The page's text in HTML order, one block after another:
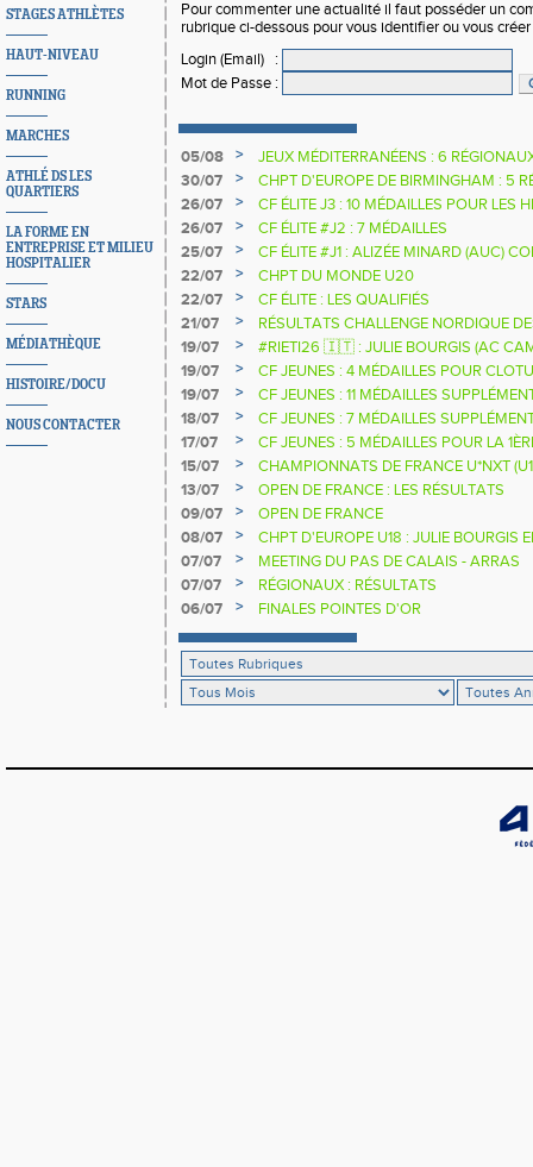
STAGES ATHLÈTES
HAUT-NIVEAU
RUNNING
MARCHES
ATHLÉ DS LES
QUARTIERS
LA FORME EN
ENTREPRISE ET MILIEU
HOSPITALIER
STARS
MÉDIATHÈQUE
HISTOIRE/DOCU
NOUS CONTACTER
Pour commenter une actualité il faut posséder un
rubrique ci-dessous pour vous identifier ou vous
Login (Email)
:
Mot de Passe :
05/08 >
JEUX MÉDITERRANÉENS : 6
30/07
>
CHPT D'EUROPE DE BIRMINGHAM : 5
26/07
>
CF ÉLITE J3 : 10 MÉDAILLES POUR LES
26/07
>
CF ÉLITE #J2 : 7 MÉDAILLES
25/07
>
CF ÉLITE #J1 : ALIZÉE MINARD (AUC)
NATIONALE
22/07 >
CHPT DU MONDE U20
22/07
>
CF ÉLITE : LES QUALIFIÉS
21/07
>
RÉSULTATS CHALLENGE NORDIQUE
2025 2026
19/07 >
#RIETI26 🇮🇹 : JULIE BOURGIS (AC
D'EUROPE U18 DE LA PERCHE
19/07 >
CF JEUNES : 4 MÉDAILLES POUR
19/07
>
CF JEUNES : 11 MÉDAILLES
18/07
>
CF JEUNES : 7 MÉDAILLES
17/07
>
CF JEUNES : 5 MÉDAILLES POUR LA
15/07
>
CHAMPIONNATS DE FRANCE U*NXT
13/07
>
OPEN DE FRANCE : LES RÉSULTATS
09/07
>
OPEN DE FRANCE
08/07
>
CHPT D'EUROPE U18 : JULIE BOURGIS
07/07
>
MEETING DU PAS DE CALAIS - ARRAS
07/07
>
RÉGIONAUX : RÉSULTATS
06/07
> FINALES POINTES D'OR